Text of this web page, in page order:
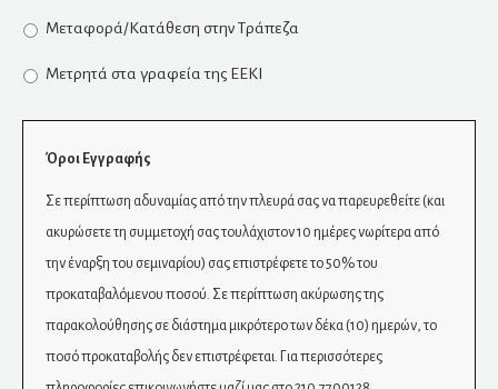
Μεταφορά/Κατάθεση στην Τράπεζα
Mετρητά στα γραφεία της ΕΕΚΙ
Όροι Εγγραφής
Σε περίπτωση αδυναμίας από την πλευρά σας να παρευρεθείτε (και
ακυρώσετε τη συμμετοχή σας τουλάχιστον 10 ημέρες νωρίτερα από
την έναρξη του σεμιναρίου) σας επιστρέφετε το 50% του
προκαταβαλόμενου ποσού. Σε περίπτωση ακύρωσης της
παρακολούθησης σε διάστημα μικρότερο των δέκα (10) ημερών, το
ποσό προκαταβολής δεν επιστρέφεται. Για περισσότερες